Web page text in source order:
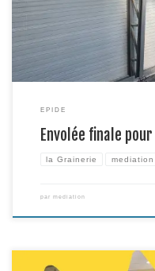
bonne humeur étaient au rendez-
EPIDE
Envolée finale pour
la Grainerie mediation
par mediation